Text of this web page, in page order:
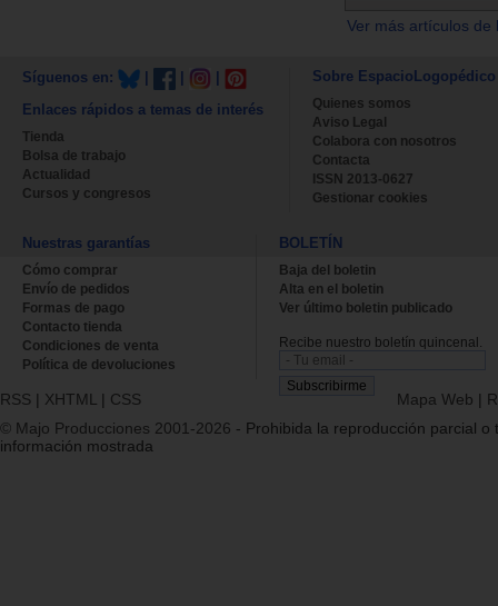
Ver más artículos
Síguenos en:
Enlaces rápidos a temas de interés
Tienda
Bolsa de trabajo
Actualidad
Cursos y congresos
Sobre EspacioLogopédico
Quienes somos
Aviso Legal
Colabora con nosotros
Contacta
ISSN 2013-0627
Gestionar cookies
Nuestras garantías
Cómo comprar
Envío de pedidos
Formas de pago
Contacto tienda
Condiciones de venta
Política de devoluciones
BOLETÍN
Baja del boletin
Alta en el boletin
Ver último boletin publicado
Recibe nuestro boletín quincenal.
RSS | XHTML | CSS Mapa Web |
© Majo Producciones 2001-2026 - Prohibida la reproducción parcial o
información mostrada